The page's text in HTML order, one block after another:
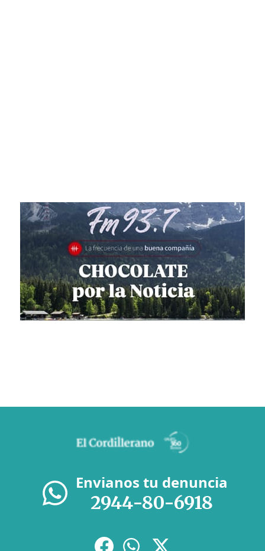
Envianos tu denuncia
2944-80-6918